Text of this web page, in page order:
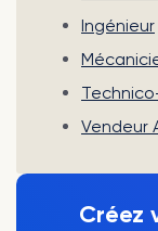
Créez
Ingénieur
Vendeur